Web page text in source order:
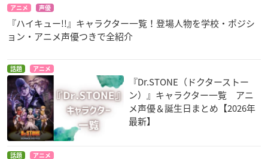
アニメ 声優
『ハイキュー!!』キャラクター一覧！登場人物を学校・ポジシ
ョン・アニメ声優つきで全紹介
話題 アニメ
『Dr.STONE（ドクターストー
ン）』キャラクター一覧 アニ
メ声優＆誕生日まとめ【2026年
最新】
話題 アニメ